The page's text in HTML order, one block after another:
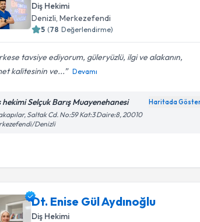
Diş Hekimi
Denizli, Merkezefendi
5 (78 Değerlendirme)
tavsiye ediyorum, güleryüzlü, ilgi ve alakanın,
kalitesinin ve...
Devamı
hekimi Selçuk Barış Muayenehanesi Haritada
Saltak Cd. No:59 Kat:3 Daire:8, 20010
Denizli
Dt. Enise Gül Aydınoğlu
Diş Hekimi